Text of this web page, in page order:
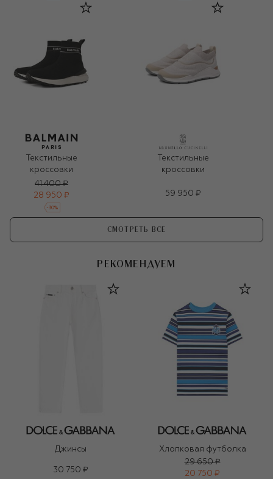
Текстильные
кроссовки
41 400 ₽
28 950 ₽
-30%
Текстильные
кроссовки
59 950 ₽
СМОТРЕТЬ ВСЕ
РЕКОМЕНДУЕМ
Джинсы
30 750 ₽
Хлопковая футболка
29 650 ₽
20 750 ₽